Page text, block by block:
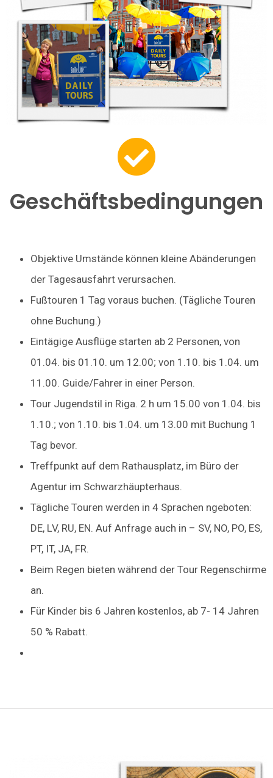
Geschäftsbedingungen
Objektive Umstände können kleine Abänderungen
der Tagesausfahrt verursachen.
Fußtouren 1 Tag voraus buchen. (Tägliche Touren
ohne Buchung.)
Eintägige Ausflüge starten ab 2 Personen, von
01.04. bis 01.10. um 12.00; von 1.10. bis 1.04. um
11.00. Guide/Fahrer in einer Person.
Tour Jugendstil in Riga. 2 h um 15.00 von 1.04. bis
1.10.; von 1.10. bis 1.04. um 13.00 mit Buchung 1
Tag bevor.
Treffpunkt auf dem Rathausplatz, im Büro der
Agentur im Schwarzhäupterhaus.
Tägliche Touren werden in 4 Sprachen ngeboten:
DE, LV, RU, EN. Auf Anfrage auch in – SV, NO, PO, ES,
PT, IT, JA, FR.
Beim Regen bieten während der Tour Regenschirme
an.
Für Kinder bis 6 Jahren kostenlos, ab 7- 14 Jahren
50 % Rabatt.